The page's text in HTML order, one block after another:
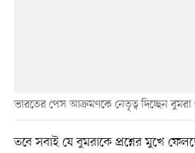
ভারতের পেস আক্রমণকে নেতৃত্ব দিচ্ছেন বুমরা
তবে সবাই যে বুমরাকে প্রশ্নের মুখে